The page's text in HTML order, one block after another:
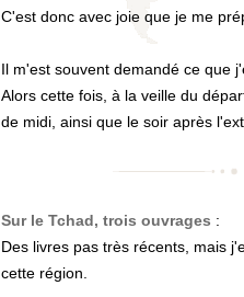
C'est donc avec joie que je me
Il m'est souvent demandé ce que
Alors cette fois, à la veille du
de midi, ainsi que le soir après
Sur le Tchad, trois ouvrages :
Des livres pas très récents, mais
cette région.